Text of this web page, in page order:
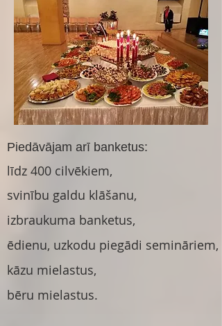
Piedāvājam arī banketus:
līdz 400 cilvēkiem,
svinību galdu klāšanu,
izbraukuma banketus,
ēdienu, uzkodu piegādi semināriem,
kāzu mielastus,
bēru mielastus.